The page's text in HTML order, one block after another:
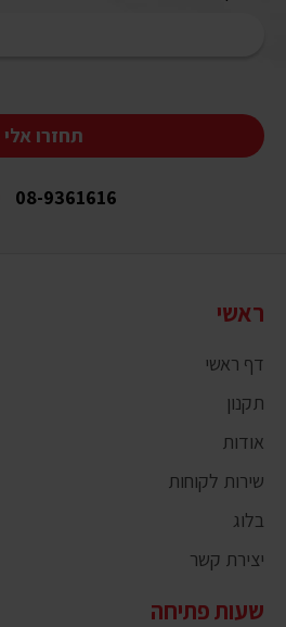
תחזרו אלי
08-9361616
ראשי
דף ראשי
תקנון
אודות
שירות לקוחות
בלוג
יצירת קשר
שעות פתיחה